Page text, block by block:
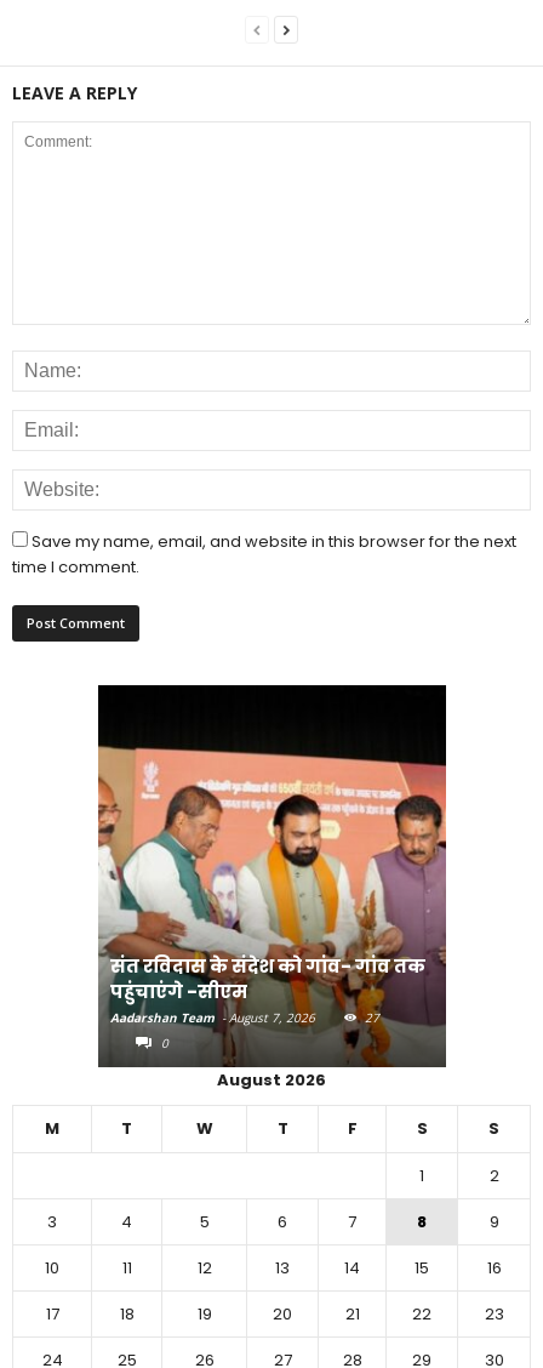
LEAVE A REPLY
Save my name, email, and website in this browser for the next
time I comment.
संत रविदास के संदेश को गांव- गांव तक
पहुंचाएंगे -सीएम
Aadarshan Team - August 7, 2026
27
0
August 2026
M T W T F S S
1
2
3
4 5 6 7 8
9
10
11 12 13 14 15
16
17
18 19 20 21 22
23
24
25 26 27 28 29
30